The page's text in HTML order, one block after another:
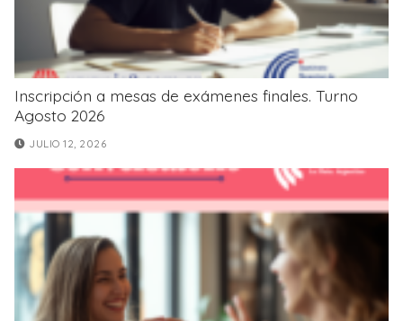
Inscripción a mesas de exámenes finales. Turno
Agosto 2026
JULIO 12, 2026